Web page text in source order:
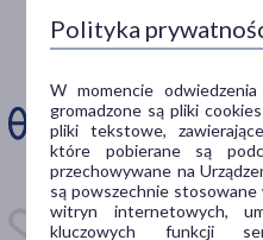
Polityka
W momencie
gromadzone są pliki
pliki tekstowe,
które pobierane są
przechowywane na
są powszechnie stosowane
witryn internetowych,
kluczowych funkcji